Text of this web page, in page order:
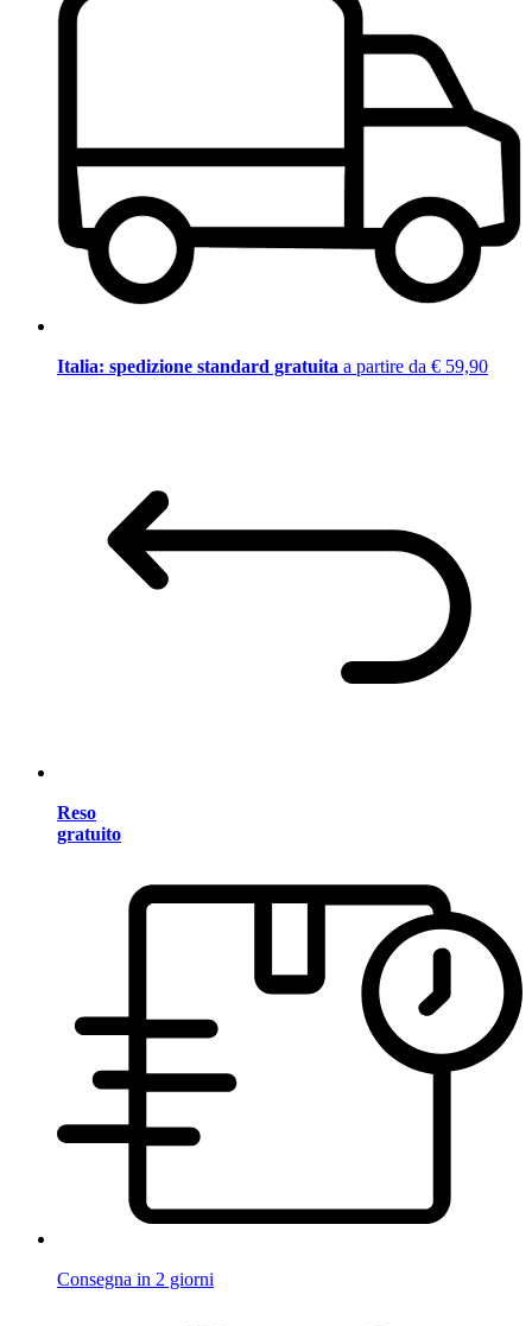
Italia: spedizione standard gratuita a partire da € 59,90
Reso
gratuito
Consegna in 2 giorni